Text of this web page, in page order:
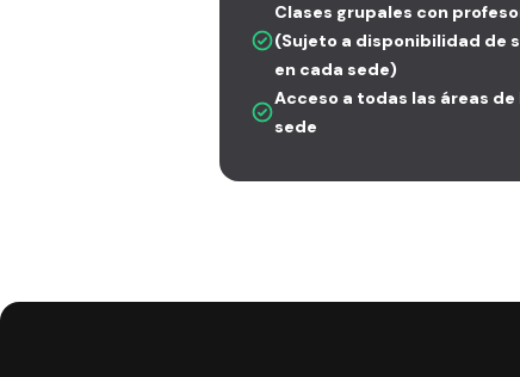
Clases grupales con
(Sujeto a disponibilidad de
en cada sede)
Acceso a todas las áreas de
sede